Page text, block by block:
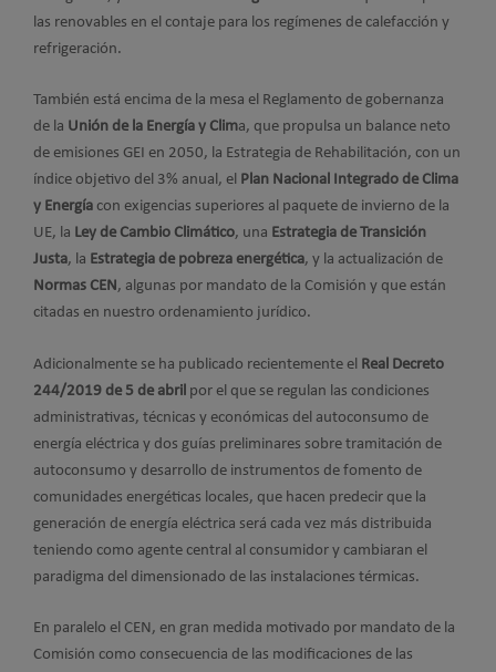
las renovables en el contaje para los regímenes de calefacción y
refrigeración.
También está encima de la mesa el Reglamento de gobernanza
de la Unión de la Energía y Clima, que propulsa un balance neto
de emisiones GEI en 2050, la Estrategia de Rehabilitación, con un
índice objetivo del 3% anual, el Plan Nacional Integrado de Clima
y Energía con exigencias superiores al paquete de invierno de la
UE, la Ley de Cambio Climático, una Estrategia de Transición
Justa, la Estrategia de pobreza energética, y la actualización de
Normas CEN, algunas por mandato de la Comisión y que están
citadas en nuestro ordenamiento jurídico.
Adicionalmente se ha publicado recientemente el Real Decreto
244/2019 de 5 de abril por el que se regulan las condiciones
administrativas, técnicas y económicas del autoconsumo de
energía eléctrica y dos guías preliminares sobre tramitación de
autoconsumo y desarrollo de instrumentos de fomento de
comunidades energéticas locales, que hacen predecir que la
generación de energía eléctrica será cada vez más distribuida
teniendo como agente central al consumidor y cambiaran el
paradigma del dimensionado de las instalaciones térmicas.
En paralelo el CEN, en gran medida motivado por mandato de la
Comisión como consecuencia de las modificaciones de las